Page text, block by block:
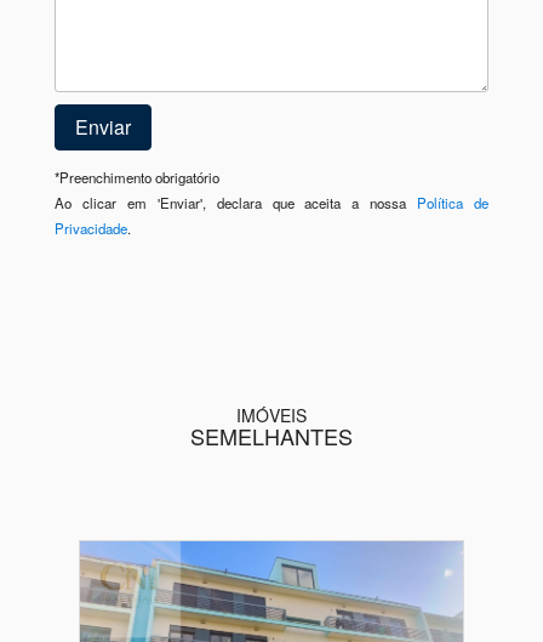
*Preenchimento obrigatório
Ao clicar em 'Enviar', declara que aceita a nossa Política de
Privacidade.
IMÓVEIS
SEMELHANTES